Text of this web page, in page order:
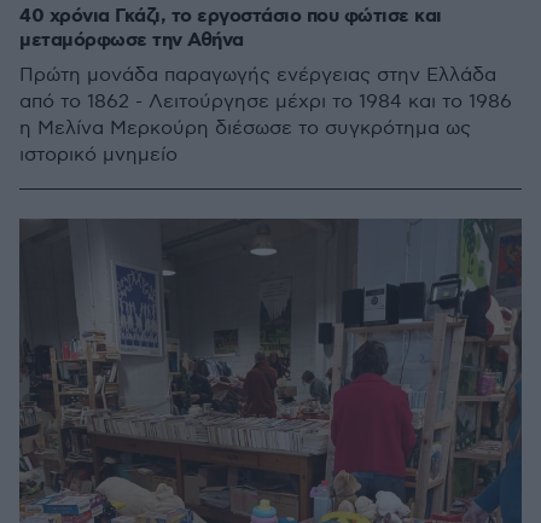
40 χρόνια Γκάζι, το εργοστάσιο που φώτισε και
μεταμόρφωσε την Αθήνα
Πρώτη μονάδα παραγωγής ενέργειας στην Ελλάδα
από το 1862 - Λειτούργησε μέχρι το 1984 και το 1986
η Μελίνα Μερκούρη διέσωσε το συγκρότημα ως
ιστορικό μνημείο